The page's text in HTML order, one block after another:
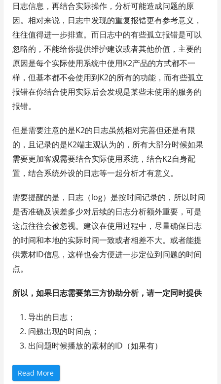
日志信息，再结合实际操作，分析可能造成问题的原
因。相对来说，日志中发现的重复报错更有参考意义，
往往值得进一步排查。而日志中的有些孤立报错是可以
忽略的，不能给你提供维护建议或者其他价值，主要的
原因是每个实际使用系统中使用K2产品的方式都不一
样，但基本都不会使用到K2的所有的功能，而有些孤立
报错在你结合使用实际后会发现是某些未使用的服务的
报错。
但是需要注意的是K2的日志虽然相对完善但还是有限
的，且记录的是K2端主观认为的，所有大部分时候如果
需要更加客观需要结合实际使用系统，结合K2自身配
置，结合系统外设的日志等一起分析才有意义。
需要提醒的是，日志（log）是按时间记录的，所以时间
是否准确及误差多少对后续的日志分析额外重要，可是
这点往往会被忽视。建议在使用过程中，尽量确保日志
的时间和本地的实际时间一致或者相差不大。或者能提
供素材ID信息，这样也会方便进一步定位到问题的时间
点。
所以，如果日志需要第三方协助分析，请一定同时提供
导出的日志；
问题出现的时间点；
出问题时候播放的素材的ID（如果有）
Read More“
如